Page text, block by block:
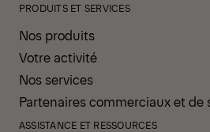
PRODUITS ET SERVICES
Nos produits
Votre activité
Nos services
Partenaires commerciaux et de
ASSISTANCE ET RESSOURCES